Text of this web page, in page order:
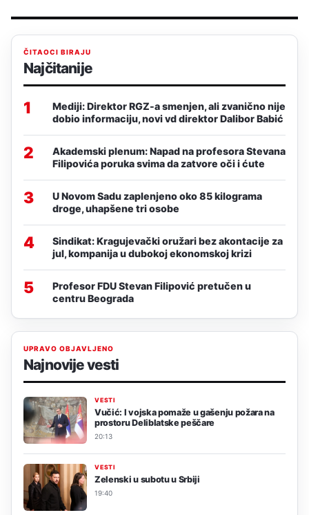
ČITAOCI BIRAJU
Najčitanije
1
Mediji: Direktor RGZ-a smenjen, ali zvanično nije
dobio informaciju, novi vd direktor Dalibor Babić
2
Akademski plenum: Napad na profesora Stevana
Filipovića poruka svima da zatvore oči i ćute
3
U Novom Sadu zaplenjeno oko 85 kilograma
droge, uhapšene tri osobe
4
Sindikat: Kragujevački oružari bez akontacije za
jul, kompanija u dubokoj ekonomskoj krizi
5
Profesor FDU Stevan Filipović pretučen u
centru Beograda
UPRAVO OBJAVLJENO
Najnovije vesti
VESTI
Vučić: I vojska pomaže u gašenju požara na
prostoru Deliblatske peščare
20:13
VESTI
Zelenski u subotu u Srbiji
19:40